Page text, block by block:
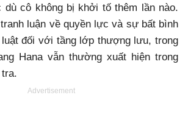
cô không bị khởi tố thêm lần nào.
luận về quyền lực và sự bất bình
luật đối với tầng lớp thượng lưu, trong
Hana vẫn thường xuất hiện trong
Advertisement